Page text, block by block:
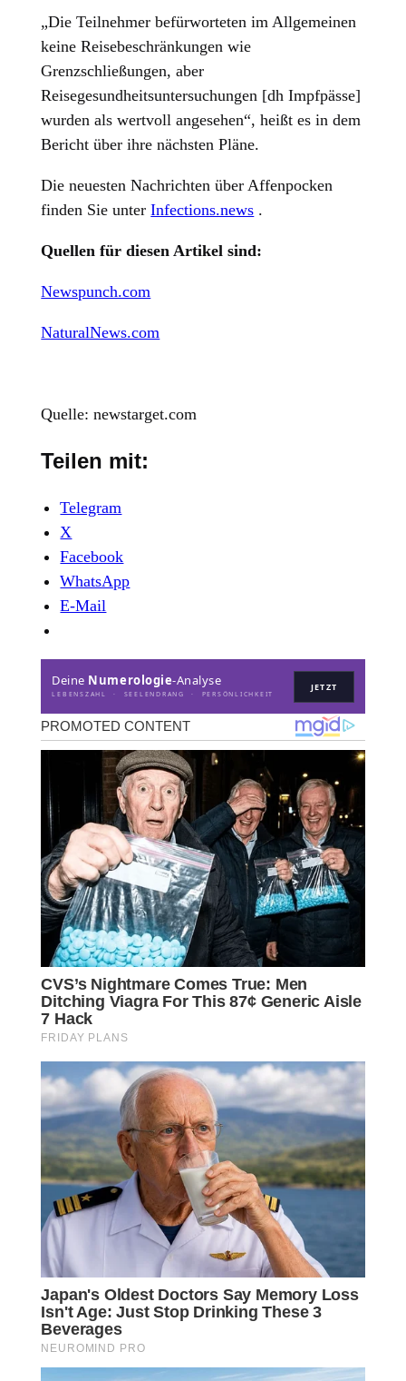
„Die Teilnehmer befürworteten im Allgemeinen
keine Reisebeschränkungen wie
Grenzschließungen, aber
Reisegesundheitsuntersuchungen [dh Impfpässe]
wurden als wertvoll angesehen“, heißt es in dem
Bericht über ihre nächsten Pläne.
Die neuesten Nachrichten über Affenpocken
finden Sie unterInfections.news .
Quellen für diesen Artikel sind:
Newspunch.com
NaturalNews.com
Quelle: newstarget.com
Teilen mit:
Telegram
X
Facebook
WhatsApp
E-Mail
Deine Numerologie-Analyse
LEBENSZAHL · SEELENDRANG · PERSÖNLICHKEIT
JETZT